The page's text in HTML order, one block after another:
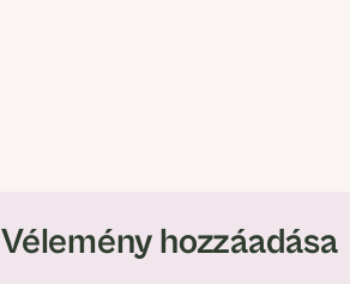
Vélemény hozzáadása